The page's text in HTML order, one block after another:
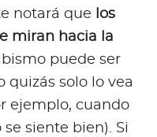
notará que
los
miran hacia la
puede ser
solo lo vea
ejemplo, cuando
siente bien). Si